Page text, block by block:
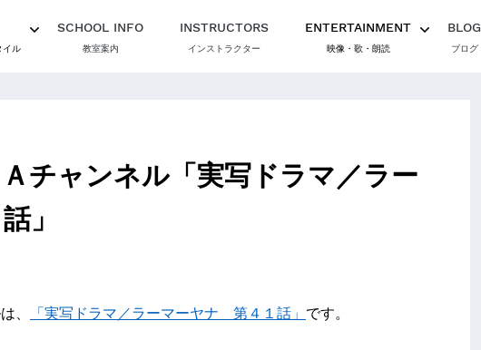
イル
SCHOOL INFO
教室案内
INSTRUCTORS
インストラクター
ENTERTAINMENT
映像・歌・朗読
BLOG
ブログ
チャンネル「実写ドラマ／ラー
」
、 「実写ドラマ／ラーマーヤナ 第４１話」 です。